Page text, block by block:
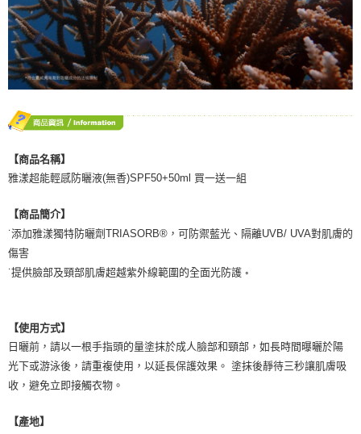
【商品名稱】
雅漾超能輕感防曬液(無香)SPF50+50ml 買一送一組
【商品簡介】
˙添加雅漾獨特防曬劑TRIASORB®，可防禦藍光、隔離UVB/ UVA對肌膚的
傷害
˙提供臉部及頸部肌膚超越紫外線範圍的全面光防護 ◦
【使用方式】
日曬前，請以一根手指頭的量塗抹於成人臉部和頸部，如長時間曝曬於陽
光下或游泳後，請重複使用，以延長保護效果。 塗抹後靜待三秒讓肌膚吸
收，避免立即接觸衣物。
【產地】